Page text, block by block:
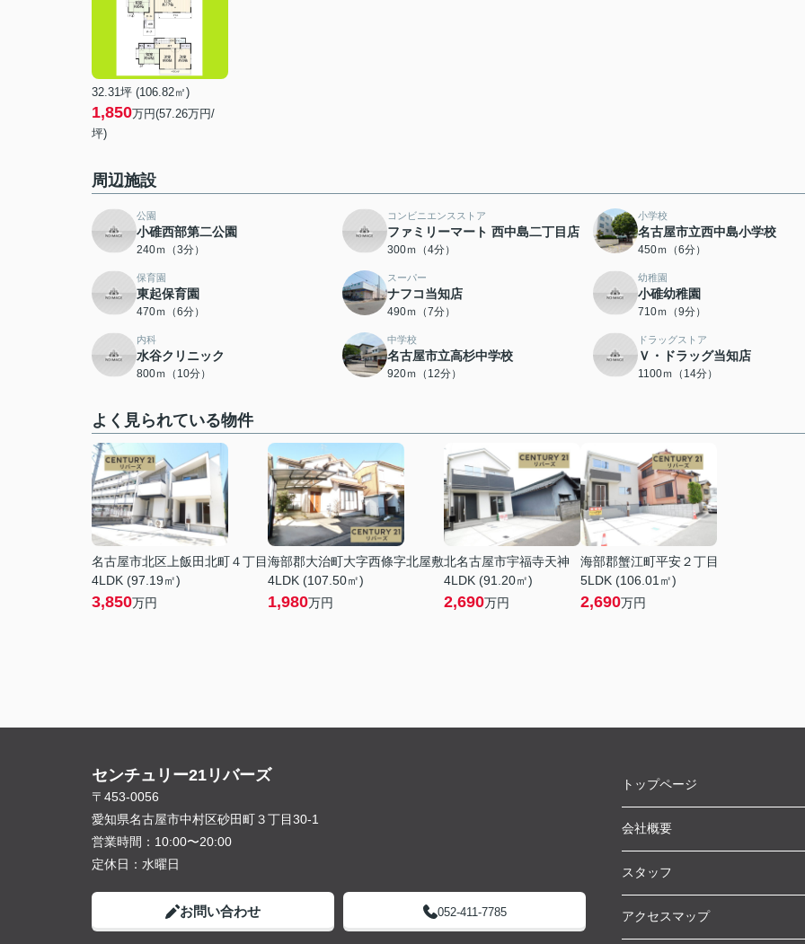
32.31坪 (106.82㎡)
1,850万円(57.26万円/
坪)
周辺施設
公園
小碓西部第二公園
240ｍ（3分）
コンビニエンスストア
ファミリーマート 西中島二丁目店
300ｍ（4分）
小学校
名古屋市立西中島小学校
450ｍ（6分）
保育園
東起保育園
470ｍ（6分）
スーパー
ナフコ当知店
490ｍ（7分）
幼稚園
小碓幼稚園
710ｍ（9分）
内科
水谷クリニック
800ｍ（10分）
中学校
名古屋市立高杉中学校
920ｍ（12分）
ドラッグストア
Ｖ・ドラッグ当知店
1100ｍ（14分）
よく見られている物件
名古屋市北区上飯田北町４丁目
4LDK (97.19㎡)
3,850万円
海部郡大治町大字西條字北屋敷
4LDK (107.50㎡)
1,980万円
北名古屋市宇福寺天神
4LDK (91.20㎡)
2,690万円
海部郡蟹江町平安２丁目
5LDK (106.01㎡)
2,690万円
センチュリー21リバーズ
〒453-0056
愛知県名古屋市中村区砂田町３丁目30-1
営業時間： 10:00〜20:00
定休日： 水曜日
お問い合わせ 052-411-7785
トップページ
会社概要
スタッフ
アクセスマップ